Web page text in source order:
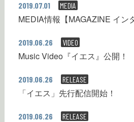
2019.07.01 MEDIA
MEDIA情報【MAGAZINE イン
2019.06.26 VIDEO
Music Video『イエス』公開！
2019.06.26 RELEASE
「イエス」先行配信開始！
2019.06.26 RELEASE